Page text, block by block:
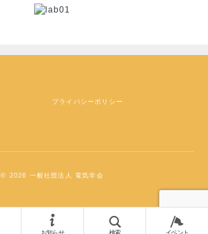
お知らせ 検索 イベント
プライバシーポリシー
© 2026 一般社団法人 電気学会